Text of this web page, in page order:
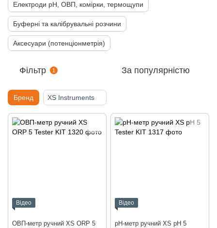
Електроди pH, ОВП, комірки, термощупи
Буферні та калібрувальні розчини
Аксесуари (потенціонметрія)
Фільтр 1 За популярністю
Бренд XS Instruments
Відео
ОВП-метр ручний XS ORP 5
Відео
pH-метр ручний XS pH 5